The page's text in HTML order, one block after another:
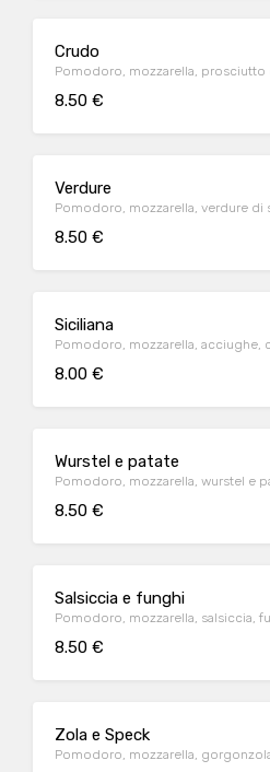
Crudo
Pomodoro, mozzarella, prosciutto
8.50 €
Verdure
Pomodoro, mozzarella, verdure di
8.50 €
Siciliana
Pomodoro, mozzarella, acciughe,
8.00 €
Wurstel e patate
Pomodoro, mozzarella, wurstel e
8.50 €
Salsiccia e funghi
Pomodoro, mozzarella, salsiccia,
8.50 €
Zola e Speck
Pomodoro, mozzarella,